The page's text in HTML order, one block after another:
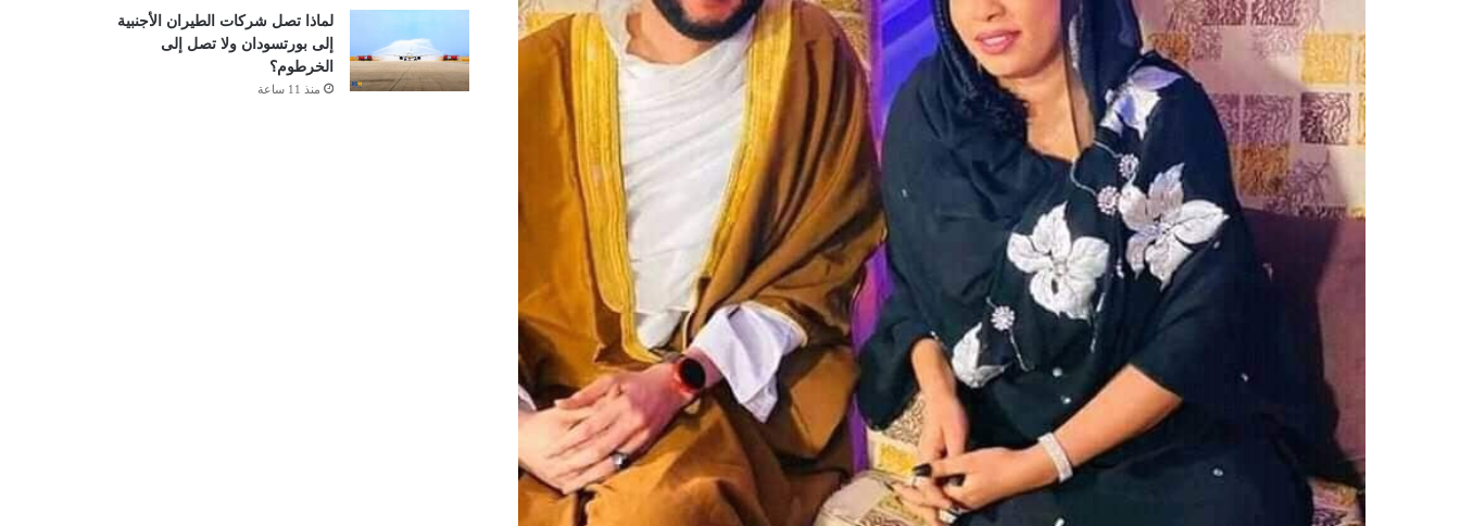
لماذا تصل شركات الطيران الأجنبية
إلى بورتسودان ولا تصل إلى
الخرطوم؟
منذ 11 ساعة